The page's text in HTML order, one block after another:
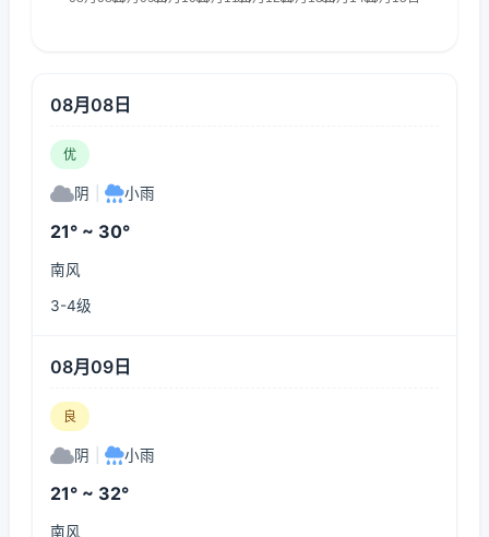
08月08日
优
阴 小雨
21° ~ 30°
南风
3-4级
08月09日
良
阴 小雨
21° ~ 32°
南风